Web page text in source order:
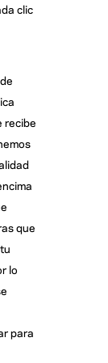
clic
recibe
que
lo
para